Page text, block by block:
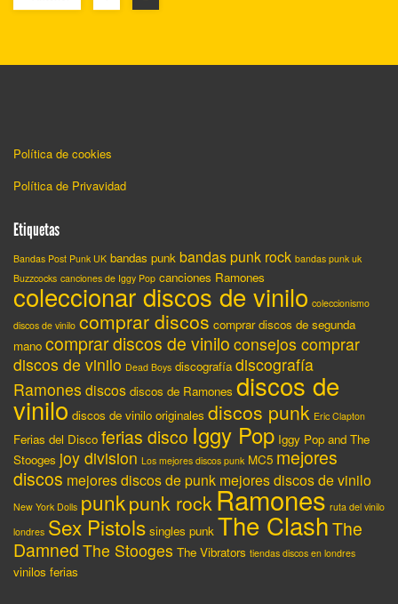
Política de cookies
Política de Privavidad
Etiquetas
Bandas Post Punk UK bandas punk bandas punk rock bandas punk uk
Buzzcocks canciones de Iggy Pop canciones Ramones
coleccionar discos de vinilo coleccionismo
discos de vinilo comprar discos comprar discos de segunda
mano comprar discos de vinilo consejos comprar
discos de vinilo Dead Boys discografía discografía
Ramones discos discos de Ramones discos de
vinilo discos de vinilo originales discos punk Eric Clapton
Ferias del Disco ferias disco Iggy Pop Iggy Pop and The
Stooges joy division Los mejores discos punk MC5 mejores
discos mejores discos de punk mejores discos de vinilo
New York Dolls punkpunk rock Ramones ruta del vinilo
londres Sex Pistols singles punk The ClashThe
Damned The Stooges The Vibrators tiendas discos en londres
vinilos ferias